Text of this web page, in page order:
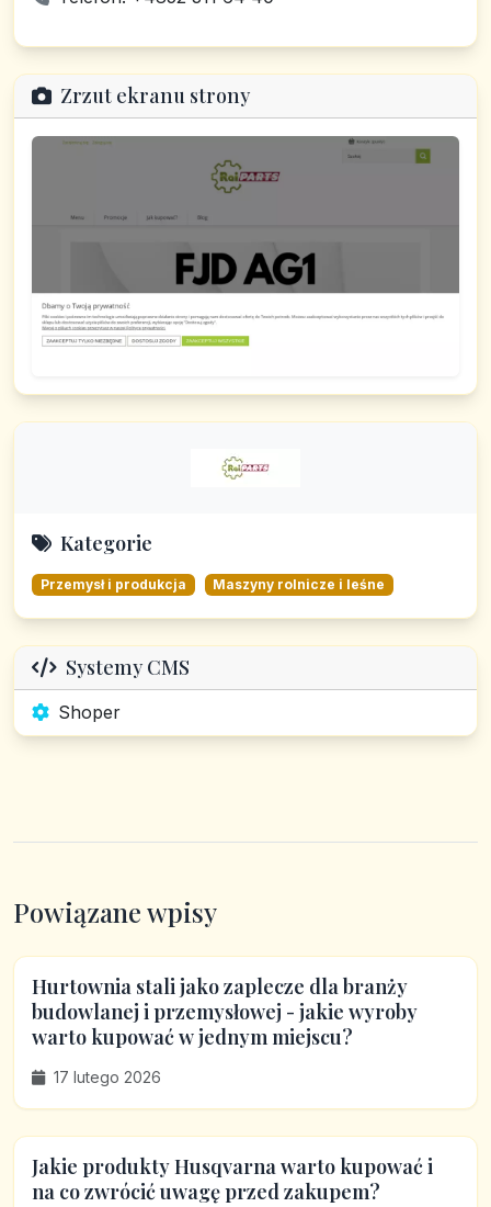
Zrzut ekranu strony
Kategorie
Przemysł i produkcja Maszyny rolnicze i leśne
Systemy CMS
Shoper
Powiązane wpisy
Hurtownia stali jako zaplecze dla branży
budowlanej i przemysłowej - jakie wyroby
warto kupować w jednym miejscu?
17 lutego 2026
Jakie produkty Husqvarna warto kupować i
na co zwrócić uwagę przed zakupem?